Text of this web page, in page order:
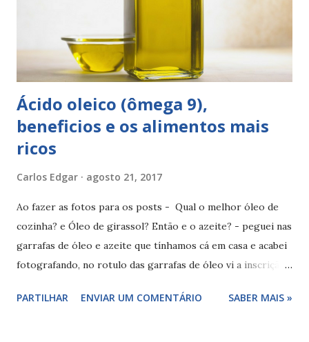
como é que uma óleo carregado de gorduras nos protege
das doenças cardiovasculares? Não são elas as principais
inimigas do coração e dos seus vasos? Óleo de coco faz
mal? ...
Ácido oleico (ômega 9),
beneficios e os alimentos mais
ricos
Carlos Edgar agosto 21, 2017
Ao fazer as fotos para os posts - Qual o melhor óleo de
cozinha? e Óleo de girassol? Então e o azeite? - peguei nas
garrafas de óleo e azeite que tínhamos cá em casa e acabei
fotografando, no rotulo das garrafas de óleo vi a inscrição "
vendo que todas as garrafas de óleo, independente do tipo
PARTILHAR ENVIAR UM COMENTÁRIO SABER MAIS »